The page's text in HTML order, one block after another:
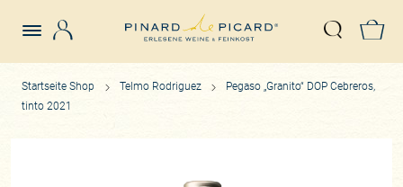
Suche
Startseite Shop Telmo Rodriguez
Pegaso „Granito“ DOP Cebreros,
tinto 2021